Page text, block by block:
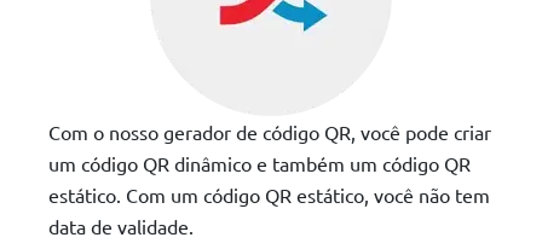
Com o nosso gerador de código QR, você pode criar
um código QR dinâmico e também um código QR
estático. Com um código QR estático, você não tem
data de validade.